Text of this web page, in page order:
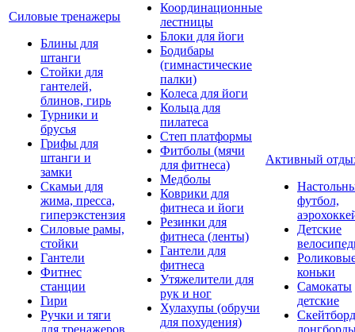
Силовые тренажеры
Блины для
штанги
Стойки для
гантелей,
блинов, гирь
Турники и
брусья
Грифы для
штанги и
замки
Скамьи для
жима, пресса,
гиперэкстензия
Силовые рамы,
стойки
Гантели
Фитнес
станции
Гири
Ручки и тяги
для тренажеров
Координационные
лестницы
Блоки для йоги
Бодибары
(гимнастические
палки)
Колеса для йоги
Кольца для
пилатеса
Степ платформы
Фитболы (мячи
для фитнеса)
Медболы
Коврики для
фитнеса и йоги
Резинки для
фитнеса (ленты)
Гантели для
фитнеса
Утяжелители для
рук и ног
Хулахупы (обручи
для похудения)
Активный
футбол,
Детские
коньки
Самокаты
детские